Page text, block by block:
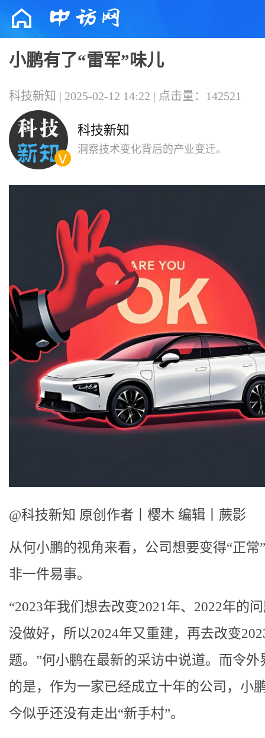
小鹏有了“雷军”味儿
科技新知 | 2025-02-12 14:22 | 点击量：142521
科技新知
洞察技术变化背后的产业变迁。
@科技新知 原创作者丨樱木 编辑丨蕨影
从何小鹏的视角来看，公司想要变得“正常
非一件易事。
“2023年我们想去改变2021年、2022年的
没做好，所以2024年又重建，再去改变
题。”何小鹏在最新的采访中说道。而令外
的是，作为一家已经成立十年的公司，小
今似乎还没有走出“新手村”。